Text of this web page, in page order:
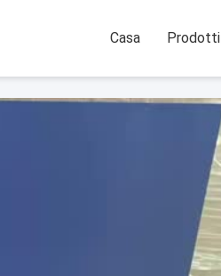
Casa Prodotti